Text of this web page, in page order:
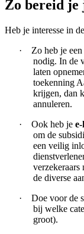
Zo bereid je
Heb je interesse in
·
Zo heb je een
nodig. In de
laten
toekenning
krijgen, dan
annuleren.
·
Ook heb je
om de
een veilig
de diverse
·
Doe voor de
bij welke
groot).